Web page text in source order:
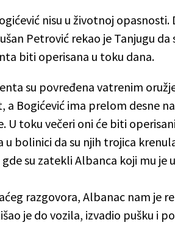
nisu u životnoj
Petrović rekao je Tanjugu
biti operisana u toku dana.
su povređena vatrenim
a Bogićević ima prelom desne
U toku večeri oni će biti
u bolinici da su njih trojica
su zatekli Albanca koji mu je
razgovora, Albanac nam je
je do vozila, izvadio pušku i